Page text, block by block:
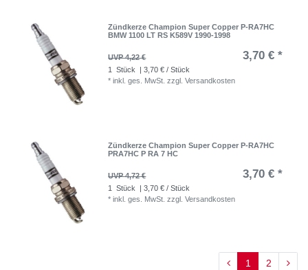
Zündkerze Champion Super Copper P-RA7HC
BMW 1100 LT RS K589V 1990-1998
UVP 4,22 € 3,70 € *
1 Stück
| 3,70 € / Stück
*inkl. ges. MwSt. zzgl.Versandkosten
Zündkerze Champion Super Copper P-RA7HC
PRA7HC P RA 7 HC
UVP 4,72 € 3,70 € *
1 Stück
| 3,70 € / Stück
*inkl. ges. MwSt. zzgl.Versandkosten
1 2